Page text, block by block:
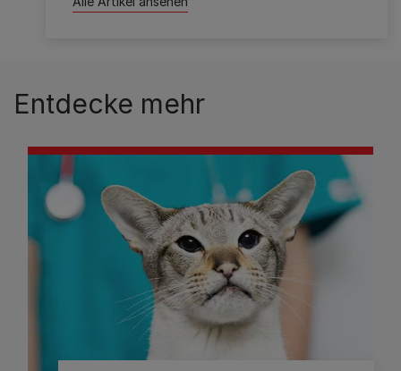
Entdecke mehr